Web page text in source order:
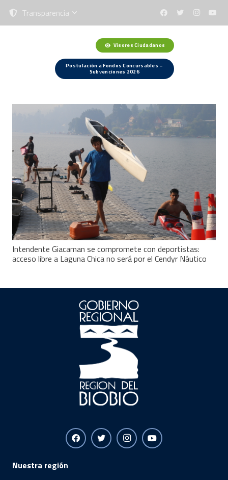
Transparencia
Visores Ciudadanos
Postulación a Fondos Concursables –
Subvenciones 2026
Intendente Giacaman se compromete con deportistas:
acceso libre a Laguna Chica no será por el Cendyr Náutico
Nuestra región